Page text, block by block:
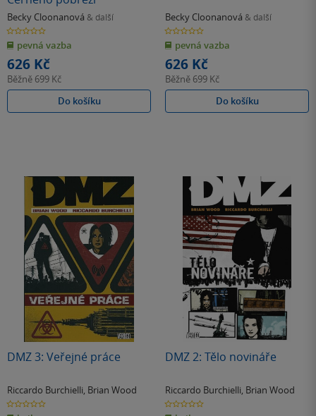
Becky Cloonanová & další
0.0
z
5
hvězdiček
pevná vazba
626 Kč
Běžně 699 Kč
Do košíku
Becky Cloonanová & další
0.0
z
5
hvězdiček
pevná vazba
626 Kč
Běžně 699 Kč
Do košíku
DMZ 3: Veřejné práce
Riccardo Burchielli, Brian Wood
0.0
z
DMZ 2: Tělo novináře
Riccardo Burchielli, Brian Wood
0.0
z